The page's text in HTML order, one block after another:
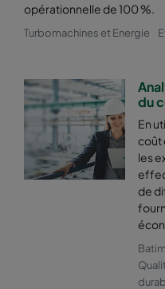
2550 592x592x520-8
2550 490x592x520-6
2550 592x287x520-8
2550 287x592x520-4
2550 592x592x370-8
2550 592x490x370-8
opérationnelle de 100 %.
Turbomachines et Energie
du
En
coût
les
de